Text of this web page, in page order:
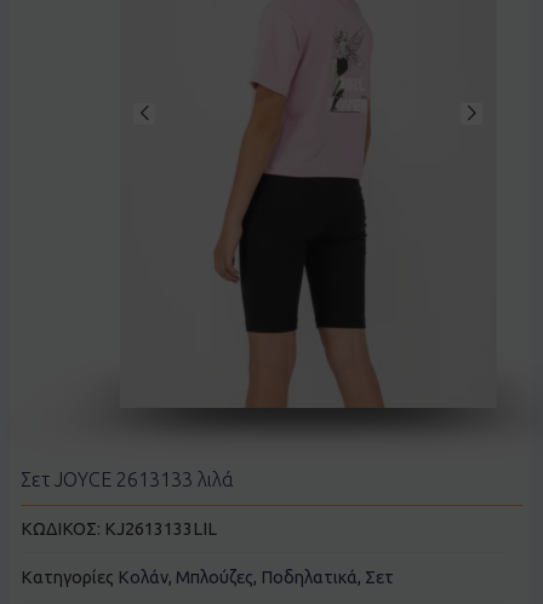
Σετ JOYCE 2613133 λιλά
ΚΩΔΙΚΟΣ: KJ2613133LIL
Κατηγορίες Κολάν, Μπλούζες, Ποδηλατικά, Σετ